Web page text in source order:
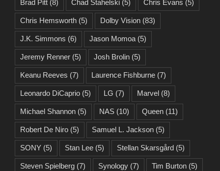
Brad Pitt (8) Chad Stahelski (5) Chris Evans (5)
Chris Hemsworth (5) Dolby Vision (83)
J.K. Simmons (6) Jason Momoa (5)
Jeremy Renner (5) Josh Brolin (5)
Keanu Reeves (7) Laurence Fishburne (7)
Leonardo DiCaprio (5) LG (7) Marvel (8)
Michael Shannon (5) NAS (10) Queen (11)
Robert De Niro (5) Samuel L. Jackson (5)
SONY (5) Stan Lee (5) Stellan Skarsgård (5)
Steven Spielberg (7) Synology (7) Tim Burton (5)